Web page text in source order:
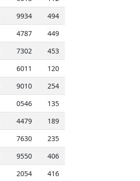
9934
494
4787
449
7302
453
6011
120
9010
254
0546
135
4479
189
7630
235
9550
406
2054
416